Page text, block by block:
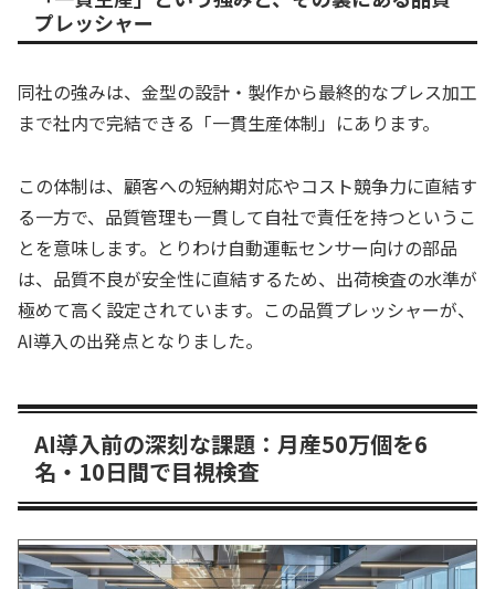
プレッシャー
同社の強みは、金型の設計・製作から最終的なプレス加工
まで社内で完結できる「一貫生産体制」にあります。
この体制は、顧客への短納期対応やコスト競争力に直結す
る一方で、品質管理も一貫して自社で責任を持つというこ
とを意味します。とりわけ自動運転センサー向けの部品
は、品質不良が安全性に直結するため、出荷検査の水準が
極めて高く設定されています。この品質プレッシャーが、
AI導入の出発点となりました。
AI導入前の深刻な課題：月産50万個を6
名・10日間で目視検査